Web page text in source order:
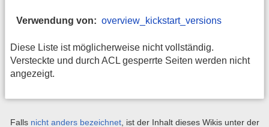
Verwendung von: overview_kickstart_versions
Diese Liste ist möglicherweise nicht vollständig.
Versteckte und durch ACL gesperrte Seiten werden nicht
angezeigt.
Falls nicht anders bezeichnet, ist der Inhalt dieses Wikis unter der